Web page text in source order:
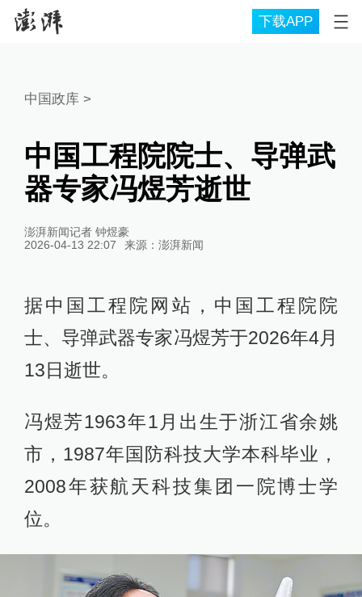
下载APP
中国政库 >
中国工程院院士、导弹武
器专家冯煜芳逝世
澎湃新闻记者 钟煜豪
2026-04-13 22:07
来源： 澎湃新闻
据中国工程院网站，中国工程院院
士、导弹武器专家冯煜芳于2026年4月
13日逝世。
冯煜芳1963年1月出生于浙江省余姚
市，1987年国防科技大学本科毕业，
2008年获航天科技集团一院博士学
位。